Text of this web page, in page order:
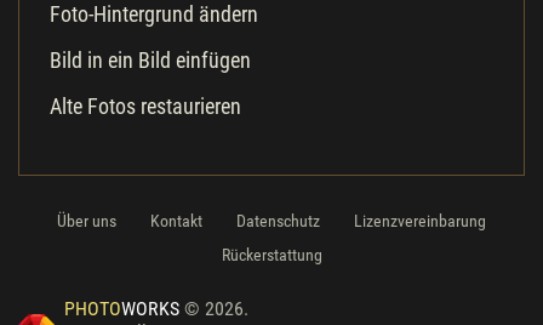
Foto-Hintergrund ändern
Bild in ein Bild einfügen
Alte Fotos restaurieren
PHOTOWORKS© 2026.
Über uns Kontakt Datenschutz
Lizenzvereinbarung
Rückerstattung